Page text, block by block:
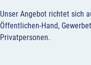
Unser Angebot richtet sich
Öffentlichen-Hand,
Privatpersonen.